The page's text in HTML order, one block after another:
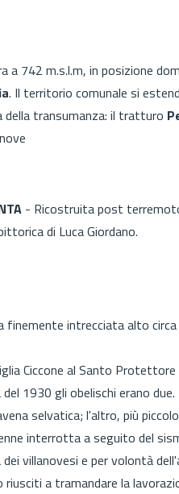
a 742 m.s.l.m, in posizione
. Il territorio comunale si
della transumanza: il tratturo
- Ricostruita post
di Luca Giordano.
finemente intrecciata alto
Ciccone al Santo Protettore
1930 gli obelischi erano
selvatica; l'altro, più
interrotta a seguito del
villanovesi e per volontà
a tramandare la